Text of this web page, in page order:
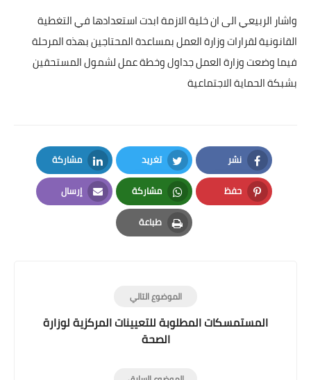
واشار الربيعي الى ان خلية الازمة ابدت استعدادها في التغطية
القانونية لقرارات وزارة العمل بمساعدة المحتاجين بهذه المرحلة
فيما وضعت وزارة العمل جداول وخطة عمل لشمول المستحقين
بشبكة الحماية الاجتماعية
نشر
Facebook
تغريد
Twitter
مشاركة
LinkedIn
حفظ
Pinterest
مشاركة
Whatsapp
إرسال
Email
طباعة
Print
الموضوع التالي
المستمسكات المطلوبة للتعيينات المركزية لوزارة
الصحة